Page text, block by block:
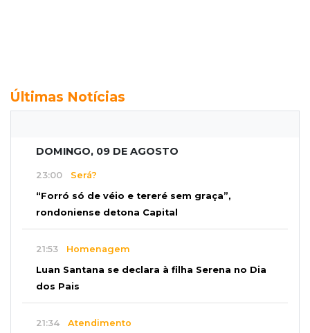
Últimas Notícias
DOMINGO, 09 DE AGOSTO
23:00 Será?
“Forró só de véio e tereré sem graça”,
rondoniense detona Capital
21:53 Homenagem
Luan Santana se declara à filha Serena no Dia
dos Pais
21:34 Atendimento